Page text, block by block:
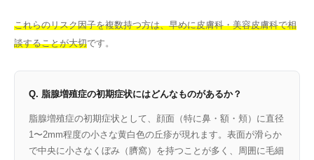
これらのリスク因子を複数持つ方は、早めに皮膚科・美容皮膚科で相
談することが大切です。
Q. 脂腺増殖症の初期症状にはどんなものがあるか？
脂腺増殖症の初期症状として、顔面（特に鼻・額・頬）に直径
1〜2mm程度の小さな黄白色の丘疹が現れます。表面が滑らか
で中央に小さなくぼみ（臍窩）を持つことが多く、周囲に毛細